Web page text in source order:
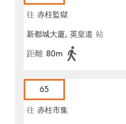
往 赤柱監獄
新都城大廈, 英皇道 站
距離 80m
65
往 赤柱市集